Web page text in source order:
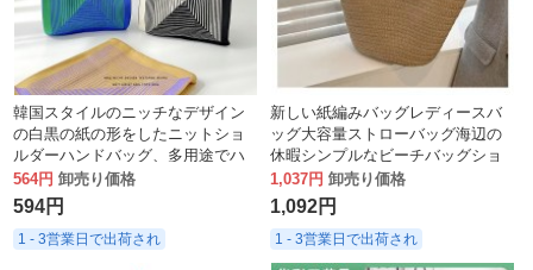
韓国スタイルのニッチなデザイン
の白黒の紙の形をしたニットショ
ルダーハンドバッグ、多用途でハ
イエンドのストリートリストバッ
グ
564円 卸売り価格
594円
1 - 3営業日で出荷され
新しい紙編みバッグレディースバ
ッグ大容量ストローバッグ海辺の
休暇シンプルなビーチバッグショ
ルダーバッグトートバッグ
1,037円 卸売り価格
1,092円
1 - 3営業日で出荷され